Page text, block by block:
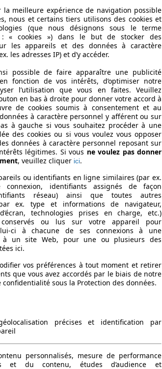
6.4 l/100km
(105 PS) 6.4 l/100km
la meilleure expérience de navigation possible
nous et certains tiers utilisons des cookies et
(que nous désignons sous le terme
« cookies ») dans le but de stocker des
les appareils et des données à caractère
les adresses IP) et d’y accéder.
possible de faire apparaître une publicité
fonction de vos intérêts, d’optimiser notre
l’utilisation que vous en faites. Veuillez
en bas à droite pour donner votre accord à
de cookies soumis à consentement et au
à caractère personnel y afférent ou sur
à gauche si vous souhaitez procéder à une
des cookies ou si vous voulez vous opposer
données à caractère personnel reposant sur
légitimes. Si vous ne voulez pas donner
, veuillez cliquer ici.
ou identifiants en ligne similaires (par ex.
connexion, identifiants assignés de façon
réseau) ainsi que toutes autres
ex. type et informations de navigateur,
technologies prises en charge, etc.)
ou lus sur votre appareil pour
ci à chacune de ses connexions à une
à un site Web, pour une ou plusieurs des
ici.
vos préférences à tout moment et retirer
que vous avez accordés par le biais de notre
confidentialité sous la Protection des données.
précises et identification par
personnalisés, mesure de performance
et du contenu, études d’audience et